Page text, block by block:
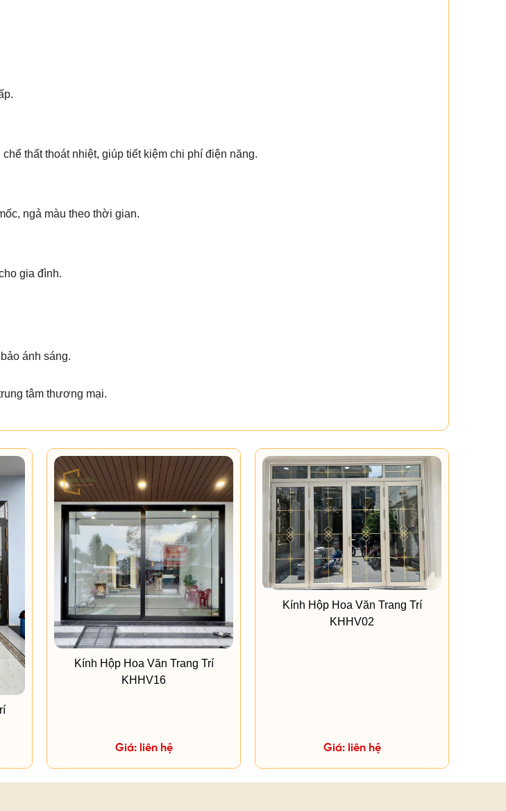
thất thoát nhiệt, giúp tiết kiệm chi phí điện năng.
ngả màu theo thời gian.
gia đình.
ánh sáng.
tâm thương mại.
Kính Hộp Hoa Văn Trang Trí
KHHV16
Giá: liên hệ
Kính Hộp Hoa Văn Trang Trí
KHHV02
Giá: liên hệ